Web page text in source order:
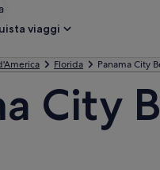
viaggi
Florida Panama City
City